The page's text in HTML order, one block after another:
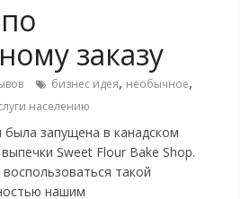
заказу
бизнес идея, необычное,
населению
была запущена в канадском
Sweet Flour Bake Shop.
такой
нашим